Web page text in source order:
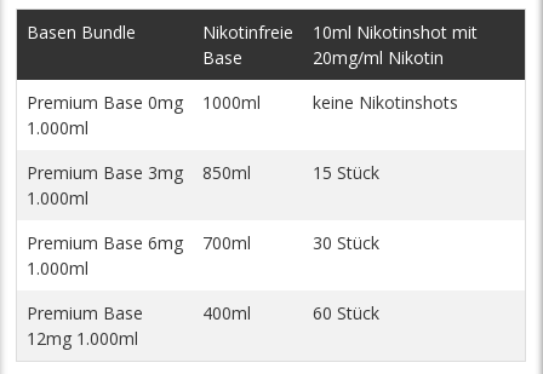
Basen Bundle
Nikotinfreie
Base
10ml Nikotinshot mit
20mg/ml Nikotin
Premium Base 0mg
1.000ml
1000ml keine Nikotinshots
Premium Base 3mg
1.000ml
850ml 15 Stück
Premium Base 6mg
1.000ml
700ml 30 Stück
Premium Base
12mg 1.000ml
400ml 60 Stück